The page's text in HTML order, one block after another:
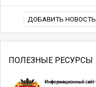
ДОБАВИТЬ НОВОСТЬ
ПОЛЕЗНЫЕ РЕСУРСЫ